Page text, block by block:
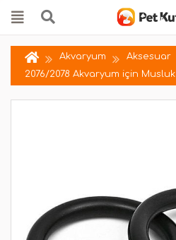
Akvaryum Aksesuar
2076/2078 Akvaryum için Musluk